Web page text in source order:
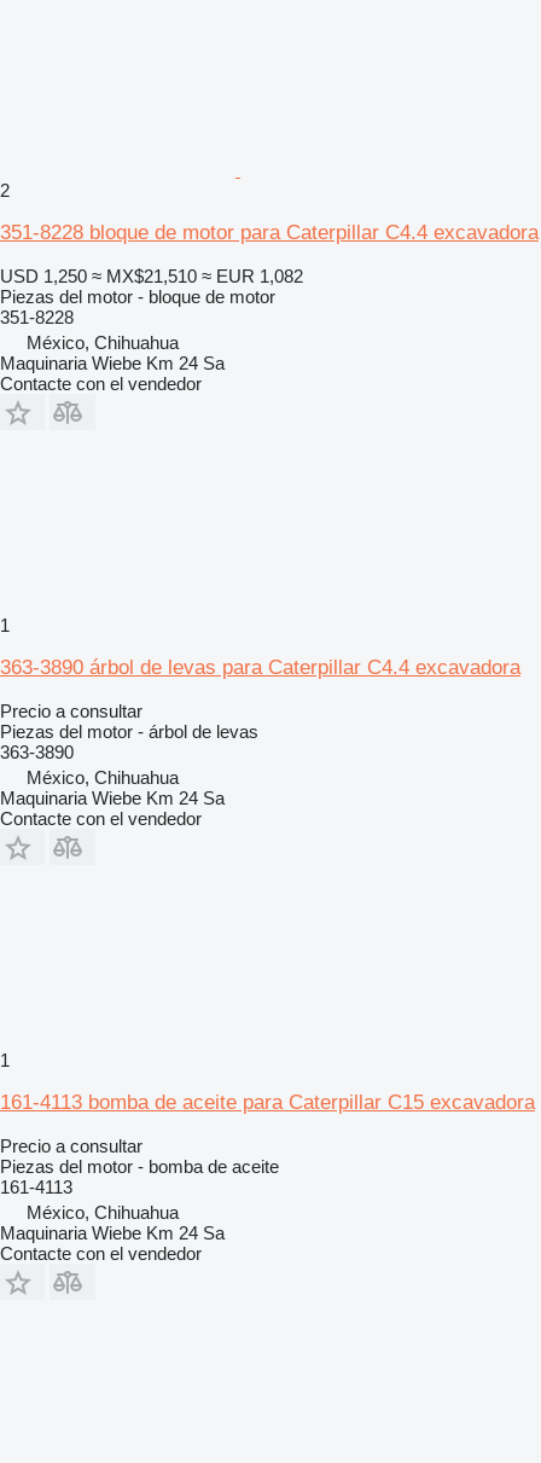
2
351-8228 bloque de motor para Caterpillar C4.4 excavadora
USD 1,250 ≈ MX$21,510 ≈ EUR 1,082
Piezas del motor - bloque de motor
351-8228
México, Chihuahua
Maquinaria Wiebe Km 24 Sa
Contacte con el vendedor
1
363-3890 árbol de levas para Caterpillar C4.4 excavadora
Precio a consultar
Piezas del motor - árbol de levas
363-3890
México, Chihuahua
Maquinaria Wiebe Km 24 Sa
Contacte con el vendedor
1
161-4113 bomba de aceite para Caterpillar C15 excavadora
Precio a consultar
Piezas del motor - bomba de aceite
161-4113
México, Chihuahua
Maquinaria Wiebe Km 24 Sa
Contacte con el vendedor